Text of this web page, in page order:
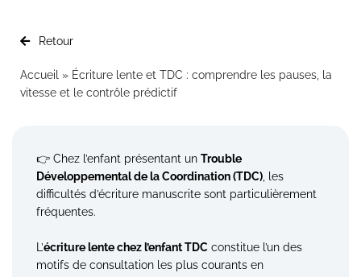
Retour
Accueil » Écriture lente et TDC : comprendre les pauses, la
vitesse et le contrôle prédictif
👉 Chez l’enfant présentant un Trouble
Développemental de la Coordination (TDC) , les
difficultés d’écriture manuscrite sont particulièrement
fréquentes.
L’écriture lente chez l’enfant TDC constitue l’un des
motifs de consultation les plus courants en